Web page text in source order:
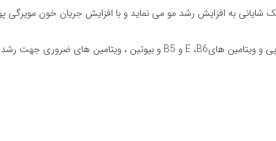
شایانی به افزایش رشد مو می نماید و با افزایش جریان خون